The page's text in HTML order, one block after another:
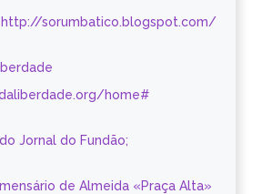
http://sorumbatico.blogspot.com/
home#
Jornal do Fundão;
de Almeida «Praça Alta»